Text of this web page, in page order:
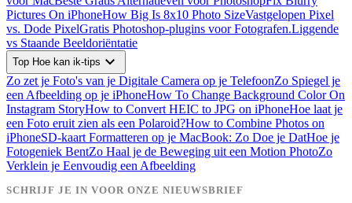
Pictures On iPhoneHow Big Is 8x10 Photo SizeVastgelopen Pixel
vs. Dode PixelGratis Photoshop-plugins voor Fotografen.Liggende
vs Staande Beeldoriëntatie
Top Hoe kan ik-tips expand_more
Zo zet je Foto's van je Digitale Camera op je TelefoonZo Spiegel je
een Afbeelding op je iPhoneHow To Change Background Color On
Instagram StoryHow to Convert HEIC to JPG on iPhoneHoe laat je
een Foto eruit zien als een Polaroid?How to Combine Photos on
iPhoneSD-kaart Formatteren op je MacBook: Zo Doe je DatHoe je
Fotogeniek BentZo Haal je de Beweging uit een Motion PhotoZo
Verklein je Eenvoudig een Afbeelding
SCHRIJF JE IN VOOR ONZE NIEUWSBRIEF